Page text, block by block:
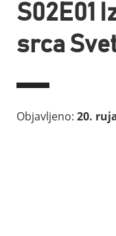
S02E01
srca
Objavljeno: 20.